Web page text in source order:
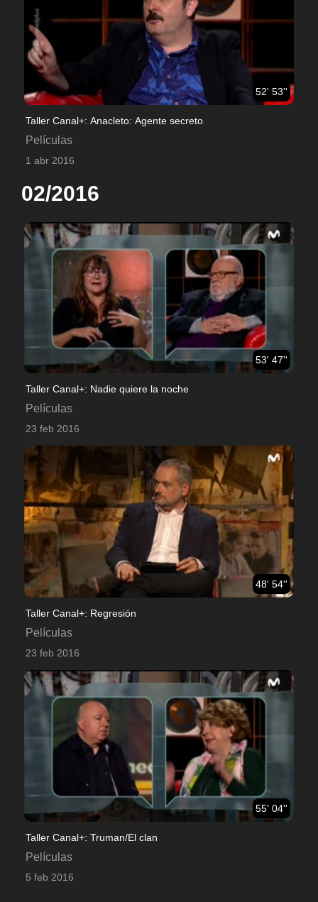
52' 53''
Taller Canal+: Anacleto: Agente secreto
Películas
1 abr 2016
02/2016
53' 47''
Taller Canal+: Nadie quiere la noche
Películas
23 feb 2016
48' 54''
Taller Canal+: Regresión
Películas
23 feb 2016
55' 04''
Taller Canal+: Truman/El clan
Películas
5 feb 2016